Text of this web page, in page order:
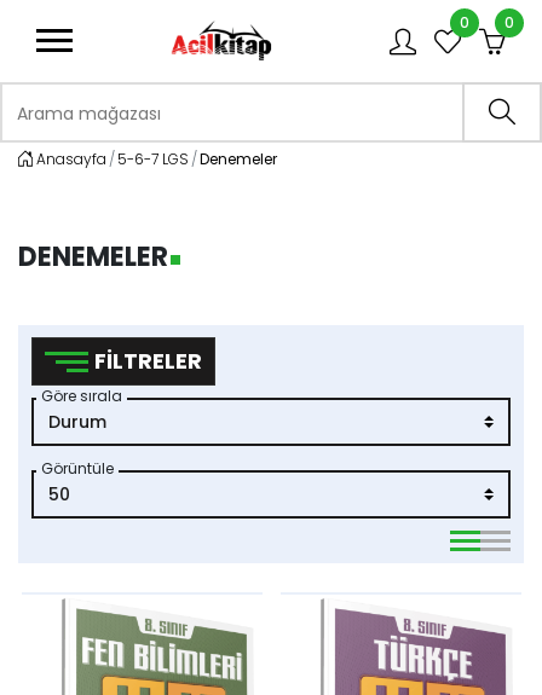
0 0
Anasayfa 5-6-7 LGS Denemeler
DENEMELER
FILTRELER
Göre sırala
Görüntüle